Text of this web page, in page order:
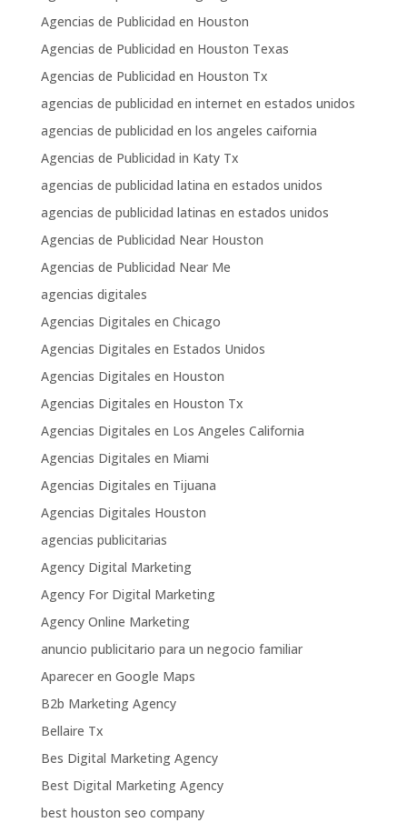
Agencias de Publicidad en Houston
Agencias de Publicidad en Houston Texas
Agencias de Publicidad en Houston Tx
agencias de publicidad en internet en estados unidos
agencias de publicidad en los angeles caifornia
Agencias de Publicidad in Katy Tx
agencias de publicidad latina en estados unidos
agencias de publicidad latinas en estados unidos
Agencias de Publicidad Near Houston
Agencias de Publicidad Near Me
agencias digitales
Agencias Digitales en Chicago
Agencias Digitales en Estados Unidos
Agencias Digitales en Houston
Agencias Digitales en Houston Tx
Agencias Digitales en Los Angeles California
Agencias Digitales en Miami
Agencias Digitales en Tijuana
Agencias Digitales Houston
agencias publicitarias
Agency Digital Marketing
Agency For Digital Marketing
Agency Online Marketing
anuncio publicitario para un negocio familiar
Aparecer en Google Maps
B2b Marketing Agency
Bellaire Tx
Bes Digital Marketing Agency
Best Digital Marketing Agency
best houston seo company